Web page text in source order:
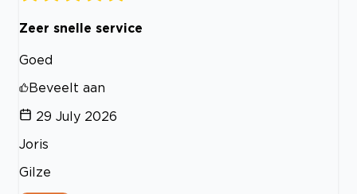
Zeer snelle service
Goed
Beveelt aan
29 July 2026
Joris
Gilze